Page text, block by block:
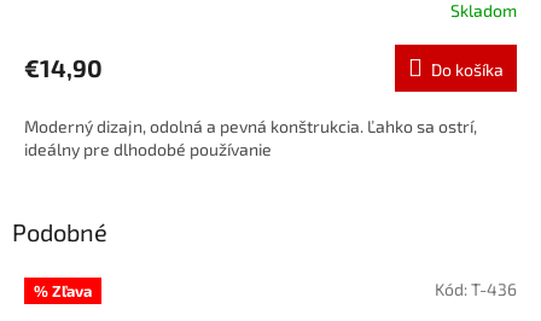
Skladom
€14,90 Do košíka
Moderný dizajn, odolná a pevná konštrukcia. Ľahko sa ostrí,
ideálny pre dlhodobé používanie
Podobné
% Zľava Kód:T-436